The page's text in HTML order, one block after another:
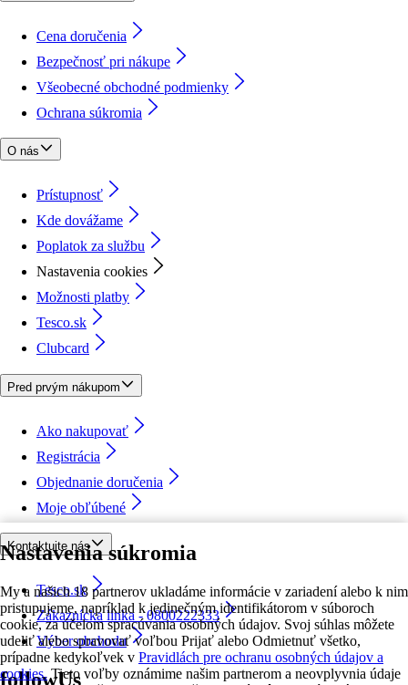
Nastavenia súkromia
My a našich 18 partnerov ukladáme informácie v zariadení alebo k nim
pristupujeme, napríklad k jedinečným identifikátorom v súboroch
cookie, za účelom spracúvania osobných údajov. Svoj súhlas môžete
udeliť alebo spravovať voľbou Prijať alebo Odmietnuť všetko,
prípadne kedykoľvek v Pravidlách pre ochranu osobných údajov a
cookies. Tieto voľby oznámime našim partnerom a neovplyvnia údaje
Cena doručenia
Bezpečnosť pri nákupe
Všeobecné obchodné podmienky
Ochrana súkromia
O nás
Prístupnosť
Kde dovážame
Poplatok za službu
Nastavenia cookies
Možnosti platby
Tesco.sk
Clubcard
Pred prvým nákupom
Ako nakupovať
Registrácia
Objednanie doručenia
Moje obľúbené
Kontaktujte nás
Tesco.sk
Zákaznícka linka - 0800222333
Výber obchodu
followUs